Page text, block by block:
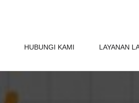
HUBUNGI KAMI LAYANAN